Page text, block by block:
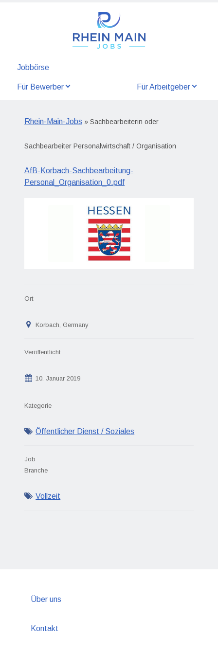
Jobbörse
Für Bewerber Für Arbeitgeber
Rhein-Main-Jobs » Sachbearbeiterin oder
Sachbearbeiter Personalwirtschaft / Organisation
AfB-Korbach-Sachbearbeitung-
Personal_Organisation_0.pdf
Ort
Korbach, Germany
Veröffentlicht
10. Januar 2019
Kategorie
Öffentlicher Dienst / Soziales
Job
Branche
Vollzeit
Über uns
Kontakt